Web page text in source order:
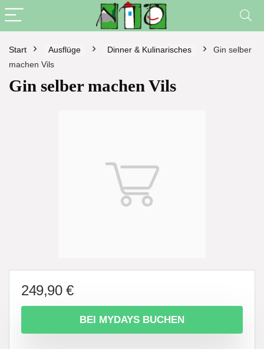
Start Ausflüge Dinner & Kulinarisches
Gin selber
machen Vils
Gin selber machen Vils
249,90 €
BEI MYDAYS BUCHEN